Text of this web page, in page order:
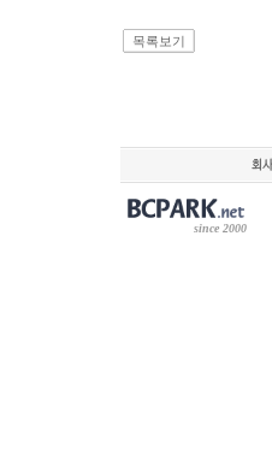
목록보기
since 2000